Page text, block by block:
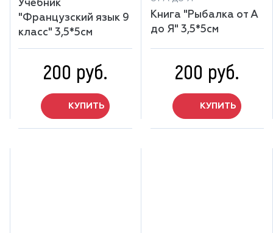
Учебник
"Французский язык 9
класс" 3,5*5см
200 руб.
КУПИТЬ
Книга "Рыбалка от А
до Я" 3,5*5см
200 руб.
КУПИТЬ